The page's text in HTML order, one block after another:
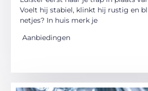
Voelt hij stabiel, klinkt hij rustig en
netjes? In huis merk je
Aanbiedingen